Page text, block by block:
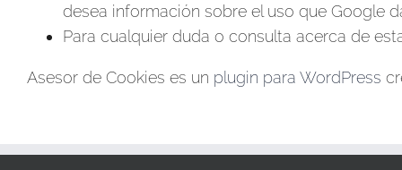
desea información sobre el uso que Google
Para cualquier duda o consulta acerca de
Asesor de Cookies es un plugin para WordPress